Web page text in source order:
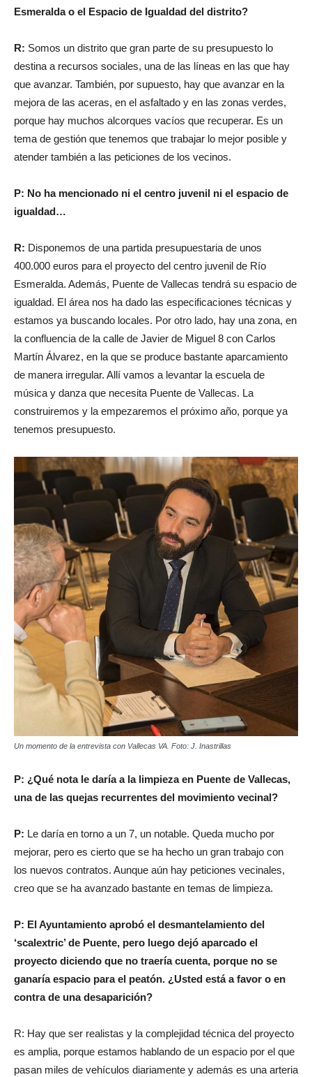
Esmeralda o el Espacio de Igualdad del distrito?
R: Somos un distrito que gran parte de su presupuesto lo
destina a recursos sociales, una de las líneas en las que hay
que avanzar. También, por supuesto, hay que avanzar en la
mejora de las aceras, en el asfaltado y en las zonas verdes,
porque hay muchos alcorques vacíos que recuperar. Es un
tema de gestión que tenemos que trabajar lo mejor posible y
atender también a las peticiones de los vecinos.
P: No ha mencionado ni el centro juvenil ni el espacio de
igualdad…
R: Disponemos de una partida presupuestaria de unos
400.000 euros para el proyecto del centro juvenil de Río
Esmeralda. Además, Puente de Vallecas tendrá su espacio de
igualdad. El área nos ha dado las especificaciones técnicas y
estamos ya buscando locales. Por otro lado, hay una zona, en
la confluencia de la calle de Javier de Miguel 8 con Carlos
Martín Álvarez, en la que se produce bastante aparcamiento
de manera irregular. Allí vamos a levantar la escuela de
música y danza que necesita Puente de Vallecas. La
construiremos y la empezaremos el próximo año, porque ya
tenemos presupuesto.
Un momento de la entrevista con Vallecas VA. Foto: J. Inastrillas
P: ¿Qué nota le daría a la limpieza en Puente de Vallecas,
una de las quejas recurrentes del movimiento vecinal?
P: Le daría en torno a un 7, un notable. Queda mucho por
mejorar, pero es cierto que se ha hecho un gran trabajo con
los nuevos contratos. Aunque aún hay peticiones vecinales,
creo que se ha avanzado bastante en temas de limpieza.
P: El Ayuntamiento aprobó el desmantelamiento del
‘scalextric’ de Puente, pero luego dejó aparcado el
proyecto diciendo que no traería cuenta, porque no se
ganaría espacio para el peatón. ¿Usted está a favor o en
contra de una desaparición?
R: Hay que ser realistas y la complejidad técnica del proyecto
es amplia, porque estamos hablando de un espacio por el que
pasan miles de vehículos diariamente y además es una arteria